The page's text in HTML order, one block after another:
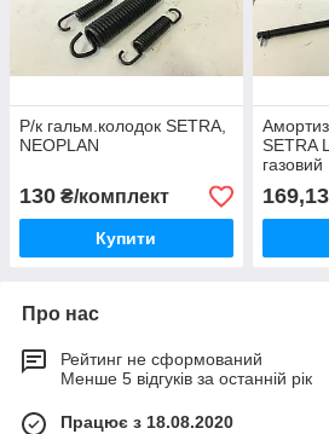
Р/к гальм.колодок SETRA,
NEOPLAN
130 ₴/комплект
Купити
SETRA
газовий
169,13
Про нас
Рейтинг не сформований
Менше 5 відгуків за останній рік
Працює з 18.08.2020